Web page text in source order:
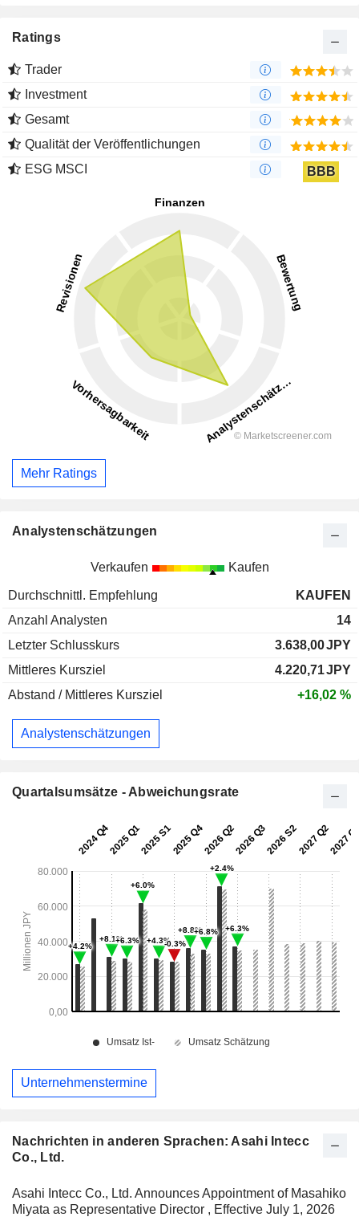
Nachrichten in anderen Sprachen: Asahi Intecc
Co., Ltd.
Asahi Intecc Co., Ltd. Announces Appointment of Masahiko
Miyata as Representative Director , Effective July 1, 2026
Ratings
Trader
Investment
Gesamt
Qualität der Veröffentlichungen
ESG MSCI
BBB
Mehr Ratings
Analystenschätzungen
Verkaufen Kaufen
Durchschnittl. Empfehlung
KAUFEN
Anzahl Analysten
14
Letzter Schlusskurs
3.638,00JPY
Mittleres Kursziel
4.220,71JPY
Abstand / Mittleres Kursziel
+16,02 %
Analystenschätzungen
Quartalsumsätze - Abweichungsrate
Unternehmenstermine